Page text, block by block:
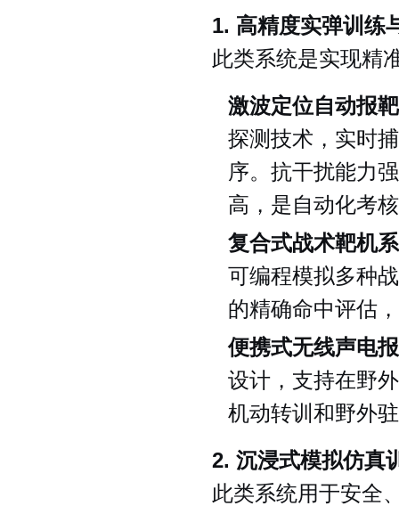
1. 高精度实弹训练
此类系统是实现精
激波定位自动报
探测技术，实时
序。抗干扰能力
高，是自动化考
复合式战术靶机
可编程模拟多种
的精确命中评估
便携式无线声电
设计，支持在野
机动转训和野外
2. 沉浸式模拟仿真
此类系统用于安全